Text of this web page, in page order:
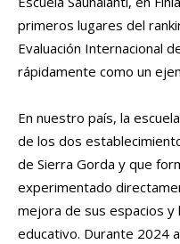
primeros lugares del
Evaluación Internacional
rápidamente como un
En nuestro país, la
de los dos
de Sierra Gorda y que
experimentado
mejora de sus espacios y
educativo. Durante 2024